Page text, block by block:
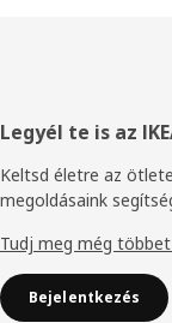
Élőláb
Legyél te is az
Keltsd életre az
megoldásaink
Tudj meg még
Bejelentkezés